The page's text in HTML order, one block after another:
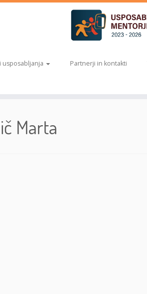
usposabljanja Partnerji in kontakti
Marta